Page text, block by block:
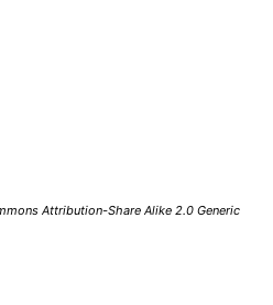
Attribution-Share Alike 2.0 Generic